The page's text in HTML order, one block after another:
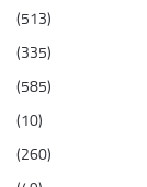
(513)
(335)
(585)
(10)
(260)